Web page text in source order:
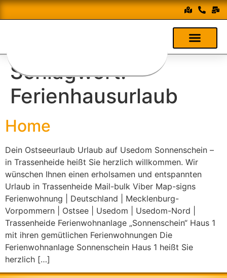
Schlagwort:
Ferienhausurlaub
Home
Dein Ostseeurlaub Urlaub auf Usedom Sonnenschein –
in Trassenheide heißt Sie herzlich willkommen. Wir
wünschen Ihnen einen erholsamen und entspannten
Urlaub in Trassenheide Mail-bulk Viber Map-signs
Ferienwohnung | Deutschland | Mecklenburg-
Vorpommern | Ostsee | Usedom | Usedom-Nord |
Trassenheide Ferienwohnanlage „Sonnenschein“ Haus 1
mit ihren gemütlichen Ferienwohnungen Die
Ferienwohnanlage Sonnenschein Haus 1 heißt Sie
herzlich […]